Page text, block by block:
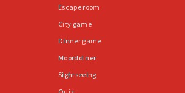
Escape room
City game
Dinner game
Moorddiner
Sightseeing